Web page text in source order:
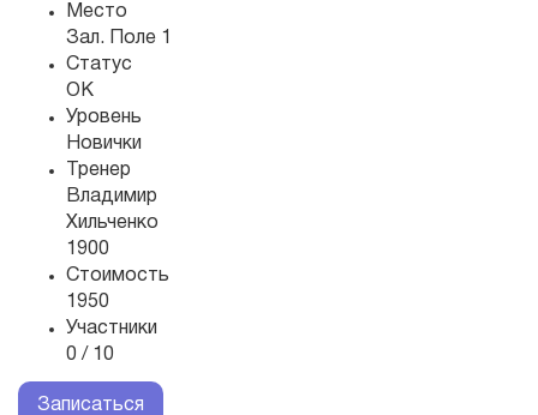
Место
Зал. Поле 1
Статус
OK
Уровень
Новички
Тренер
Владимир
Хильченко
1900
Стоимость
1950
Участники
0 / 10
Записаться